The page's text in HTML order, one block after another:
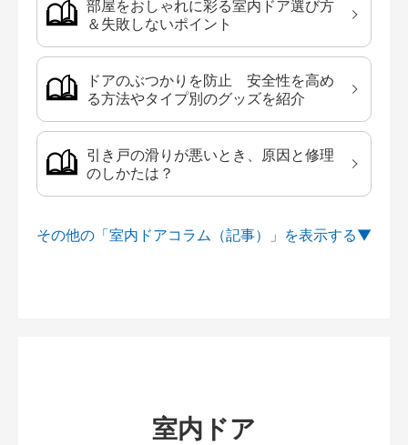
部屋をおしゃれに彩る室内ドア選び方
＆失敗しないポイント
ドアのぶつかりを防止 安全性を高め
る方法やタイプ別のグッズを紹介
引き戸の滑りが悪いとき、原因と修理
のしかたは？
その他の「室内ドアコラム（記事）」を
室内ドア